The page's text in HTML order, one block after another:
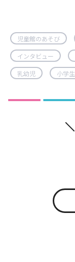
児童館のあそび
インタビュー
乳幼児 小学生